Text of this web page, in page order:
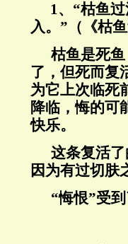
1、“枯鱼
入。”（《枯鱼
枯鱼是死
了，但死而复
为它上次临死
降临，悔的可
快乐。
这条复活
因为有过切肤
“悔恨”受到